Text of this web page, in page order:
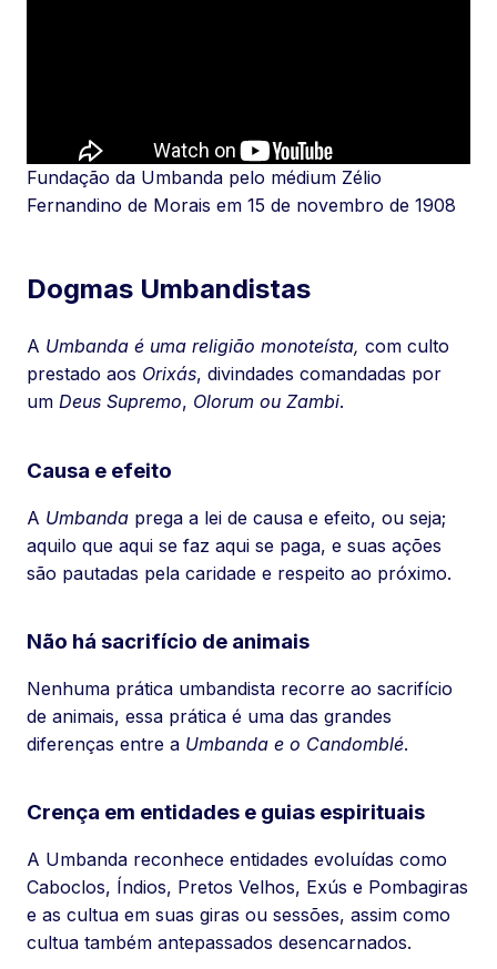
Fundação da Umbanda pelo médium Zélio
Fernandino de Morais em 15 de novembro de 1908
Dogmas Umbandistas
A Umbanda é uma religião monoteísta, com culto
prestado aos Orixás, divindades comandadas por
um Deus Supremo, Olorum ou Zambi.
Causa e efeito
A Umbanda prega a lei de causa e efeito, ou seja;
aquilo que aqui se faz aqui se paga, e suas ações
são pautadas pela caridade e respeito ao próximo.
Não há sacrifício de animais
Nenhuma prática umbandista recorre ao sacrifício
de animais, essa prática é uma das grandes
diferenças entre a Umbanda e o Candomblé.
Crença em entidades e guias espirituais
A Umbanda reconhece entidades evoluídas como
Caboclos, Índios, Pretos Velhos, Exús e Pombagiras
e as cultua em suas giras ou sessões, assim como
cultua também antepassados desencarnados.